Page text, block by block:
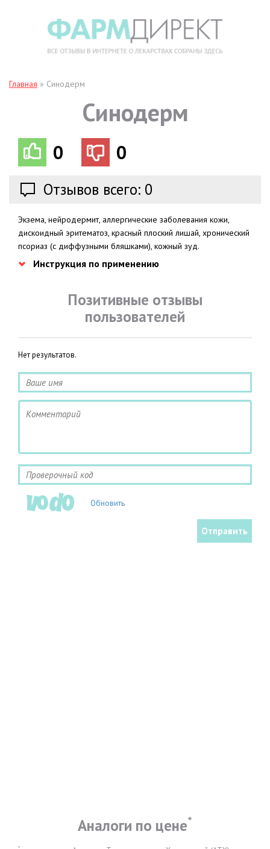
Главная » Синодерм
Синодерм
0 0
Отзывов всего: 0
Экзема, нейродермит, аллергические заболевания кожи,
дискоидный эритематоз, красный плоский лишай, хронический
псориаз (с диффузными бляшками), кожный зуд.
Инструкция по применению
Позитивные отзывы
пользователей
Нет результатов.
Обновить
Аналоги по цене*